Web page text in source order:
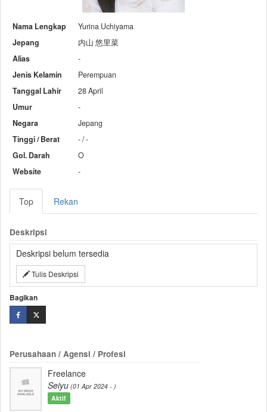
Nama Lengkap
Yurina Uchiyama
Jepang
内山 悠里菜
Alias
-
Jenis Kelamin
Perempuan
Tanggal Lahir
28 April
Umur
-
Negara
Jepang
Tinggi / Berat
- / -
Gol. Darah
O
Website
-
Top Rekan
Deskripsi
Deskripsi belum tersedia
Tulis Deskripsi
Bagikan
Perusahaan / Agensi / Profesi
Freelance
Seiyu (01 Apr 2024 - )
Aktif